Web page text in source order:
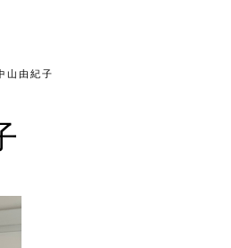
山由紀子